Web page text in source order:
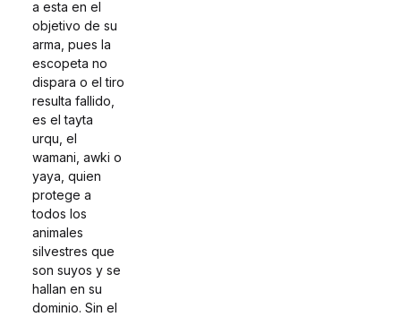
a esta en el
objetivo de su
arma, pues la
escopeta no
dispara o el tiro
resulta fallido,
es el tayta
urqu, el
wamani, awki o
yaya, quien
protege a
todos los
animales
silvestres que
son suyos y se
hallan en su
dominio. Sin el